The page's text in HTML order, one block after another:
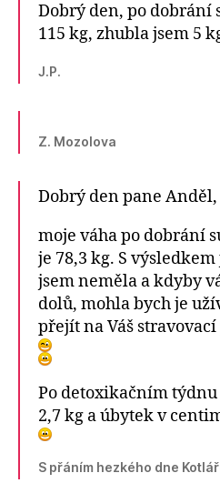
Dobrý den, po dobrání
115 kg, zhubla jsem 5
J.P.
Z. Mozolova
Dobrý den pane Anděl,
moje váha po dobrání
je 78,3 kg. S
jsem neměla a kdyby
dolů, mohla bych je
přejít na Váš
Po detoxikačním
2,7 kg a úbytek v
S přáním hezkého dne